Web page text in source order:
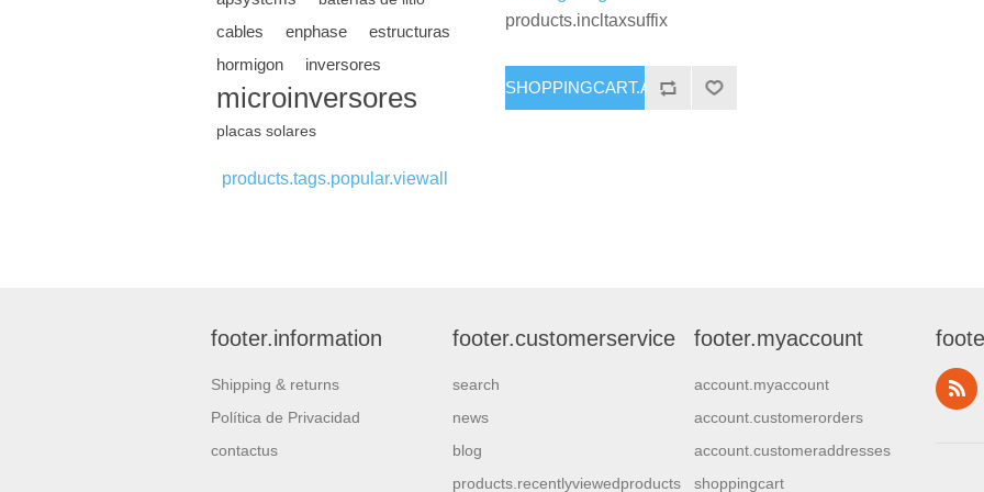
cables enphase
estructuras
hormigon
inversores
microinversores
placas solares
products.tags.popular.viewall
products.incltaxsuffix
footer.information
Shipping & returns
Política de Privacidad
contactus
footer.customerservice
search
news
blog
products.recentlyviewedproducts
footer.myaccount
account.myaccount
account.customerorders
account.customeraddresses
shoppingcart